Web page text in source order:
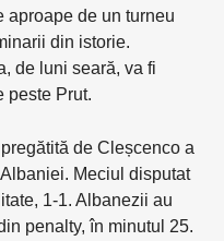
aproape de un turneu
din istorie.
de luni seară, va fi
peste Prut.
de Cleșcenco a
Meciul disputat
1-1. Albanezii au
penalty, în minutul 25.